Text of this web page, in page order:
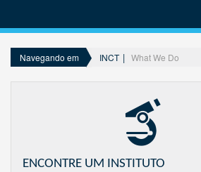
Navegando em INCT What We Do
ENCONTRE UM INSTITUTO